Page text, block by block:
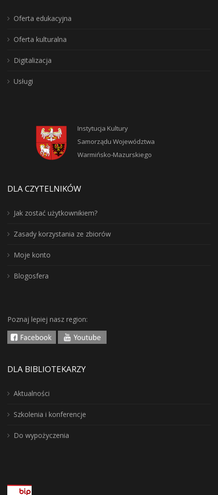
Oferta edukacyjna
Oferta kulturalna
Digitalizacja
Usługi
Instytucja Kultury
Samorządu Województwa
Warmińsko-Mazurskiego
DLA CZYTELNIKÓW
Jak zostać użytkownikiem?
Zasady korzystania ze zbiorów
Moje konto
Blogosfera
Poznaj lepiej nasz region:
DLA BIBLIOTEKARZY
Aktualności
Szkolenia i konferencje
Do wypożyczenia